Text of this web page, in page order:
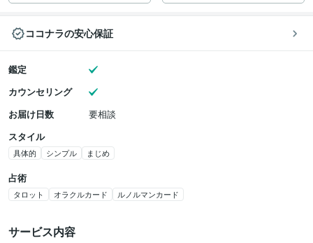
ココナラの安心保証
鑑定
カウンセリング
お届け日数
要相談
スタイル
具体的 シンプル まじめ
占術
タロット オラクルカード ルノルマンカード
サービス内容